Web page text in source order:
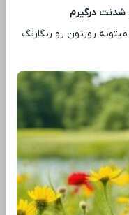
شدنت درگیرم
روزتون رو رنگارنگ